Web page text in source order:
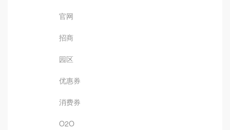
官网
招商
园区
优惠券
消费券
O2O